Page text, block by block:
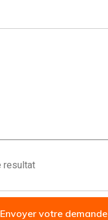
Envoyer votre demande